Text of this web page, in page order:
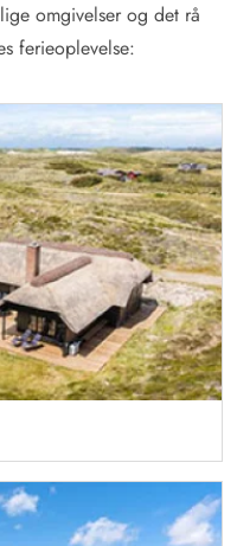
omgivelser og det rå
ferieoplevelse: